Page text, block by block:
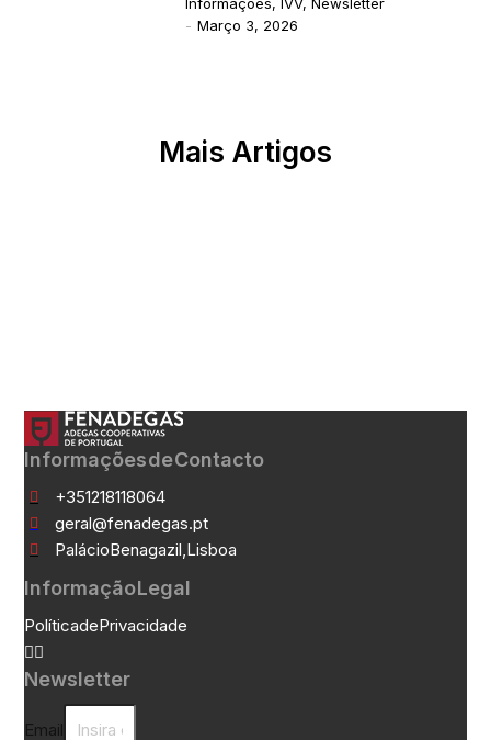
Março 3, 2026
Mais Artigos
Informações de Contacto
+351 21 811 80 64
geral@fenadegas.pt
Palácio Benagazil, Lisboa
Informação Legal
Política de Privacidade
Newsletter
Email